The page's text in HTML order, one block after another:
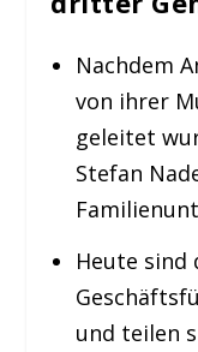
Nachdem
von ihrer
geleitet
Stefan
Heute sind
und teilen